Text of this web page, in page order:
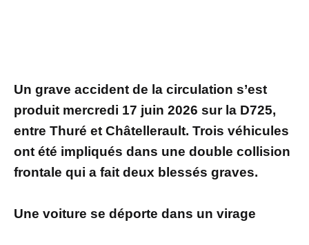
Un grave accident de la circulation s’est
produit mercredi 17 juin 2026 sur la D725,
entre Thuré et Châtellerault. Trois véhicules
ont été impliqués dans une double collision
frontale qui a fait deux blessés graves.
Une voiture se déporte dans un virage